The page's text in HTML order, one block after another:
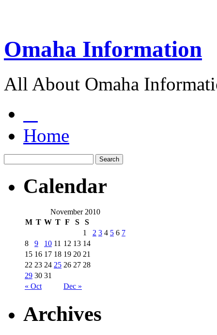
Omaha Information
All About Omaha
Home
Calendar
November 2010
M T W T F S S
« Oct Dec »
1 2 3 4 5 6 7
8
9 10 11 12 13 14
15 16 17 18 19 20 21
22 23 24 25 26 27 28
29 30 31
Archives